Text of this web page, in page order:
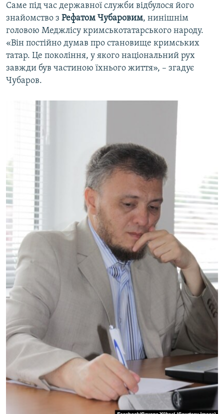
Саме під час державної служби відбулося його
знайомство з Рефатом Чубаровим, нинішнім
головою Меджлісу кримськотатарського народу.
«Він постійно думав про становище кримських
татар. Це покоління, у якого національний рух
завжди був частиною їхнього життя», – згадує
Чубаров.